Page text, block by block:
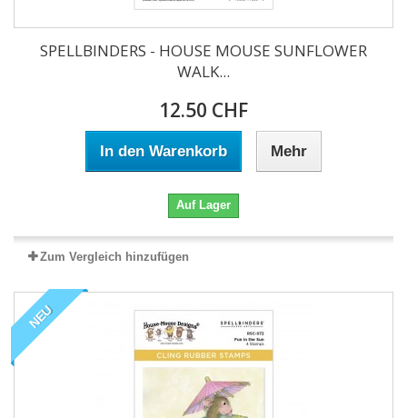
SPELLBINDERS - HOUSE MOUSE SUNFLOWER
WALK...
12.50 CHF
In den Warenkorb Mehr
Auf Lager
Zum Vergleich hinzufügen
NEU